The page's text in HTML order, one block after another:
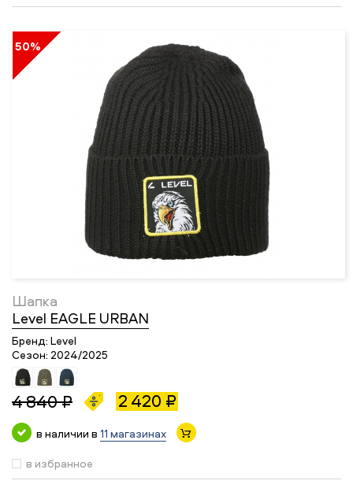
50%
Шапка
Level EAGLE URBAN
Бренд: Level
Сезон: 2024/2025
4 840 ₽ 2 420 ₽
в наличии в 11 магазинах
в избранное